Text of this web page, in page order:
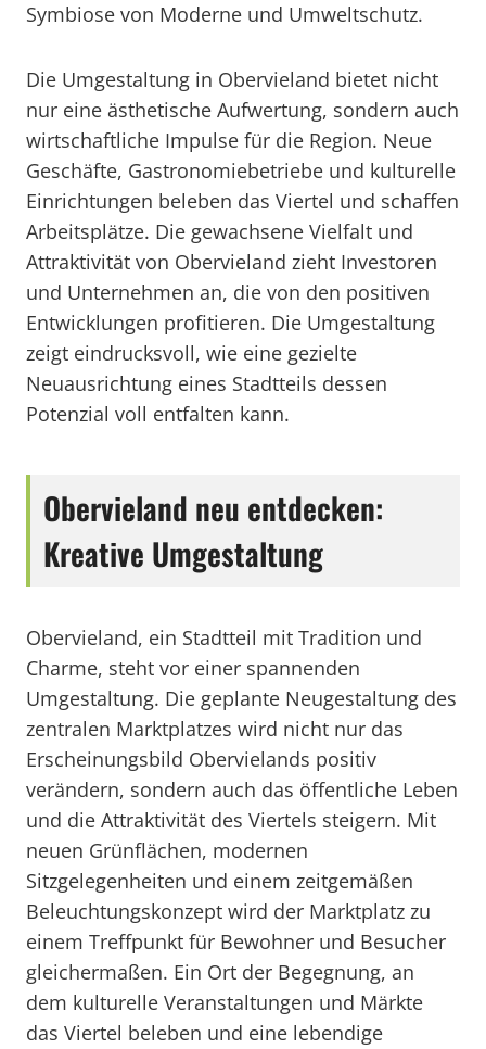
Symbiose von Moderne und Umweltschutz.
Die Umgestaltung in Obervieland bietet nicht
nur eine ästhetische Aufwertung, sondern auch
wirtschaftliche Impulse für die Region. Neue
Geschäfte, Gastronomiebetriebe und kulturelle
Einrichtungen beleben das Viertel und schaffen
Arbeitsplätze. Die gewachsene Vielfalt und
Attraktivität von Obervieland zieht Investoren
und Unternehmen an, die von den positiven
Entwicklungen profitieren. Die Umgestaltung
zeigt eindrucksvoll, wie eine gezielte
Neuausrichtung eines Stadtteils dessen
Potenzial voll entfalten kann.
Obervieland neu entdecken:
Kreative Umgestaltung
Obervieland, ein Stadtteil mit Tradition und
Charme, steht vor einer spannenden
Umgestaltung. Die geplante Neugestaltung des
zentralen Marktplatzes wird nicht nur das
Erscheinungsbild Obervielands positiv
verändern, sondern auch das öffentliche Leben
und die Attraktivität des Viertels steigern. Mit
neuen Grünflächen, modernen
Sitzgelegenheiten und einem zeitgemäßen
Beleuchtungskonzept wird der Marktplatz zu
einem Treffpunkt für Bewohner und Besucher
gleichermaßen. Ein Ort der Begegnung, an
dem kulturelle Veranstaltungen und Märkte
das Viertel beleben und eine lebendige